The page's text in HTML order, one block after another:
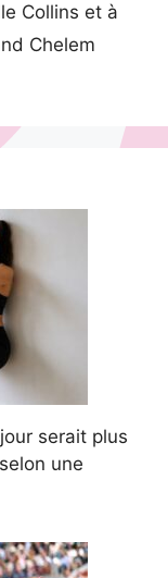
Collins et à
Chelem
serait plus
une